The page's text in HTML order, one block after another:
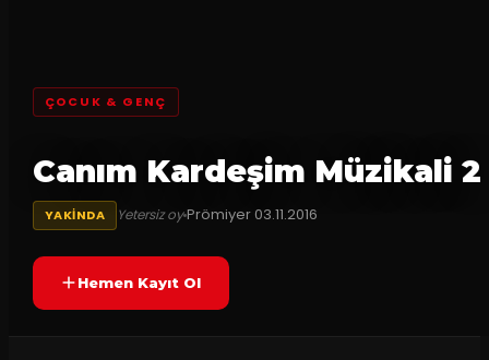
ÇOCUK & GENÇ
Canım Kardeşim Müzikali 2
YAKINDA Yetersiz oyPrömiyer03.11.2016
Hemen Kayıt Ol